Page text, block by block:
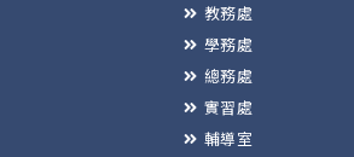
教務處
學務處
總務處
實習處
輔導室